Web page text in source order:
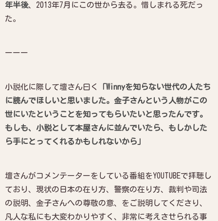
年半後、2013年7月にこの世から去る。惜しまれる死だっ
た。
ーーー
小説化に際して壇さん曰く
「Winnyを知らない世代の人たち
に読んでほしいと思いました。金子さんという人物がこの
世にいたということを知ってもらいたいと思ったんです。
もしも、小説として本屋さんに並んでいたら、もしかした
ら手にとってくれるかもしれないから」
壇さんがコメンテーターをしている番組をYOUTUBEで拝聴し
ており、現状の日本の在り方、警察の在り方、裁判や司法
の説明、金子さんへの尊敬の意、をご説明してくださり、
凡人な私にも大変わかりやすく、非常に考えさせられる事